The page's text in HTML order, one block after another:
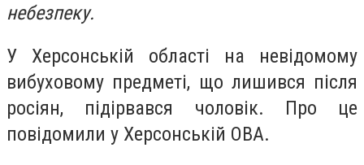
небезпеку.
У Херсонській області на невідомому
вибуховому предметі, що лишився після
росіян, підірвався чоловік. Про це
повідомили у Херсонській ОВА.